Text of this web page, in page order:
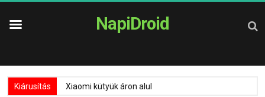
NapiDroid
Kiárusítás Xiaomi kütyük áron alul